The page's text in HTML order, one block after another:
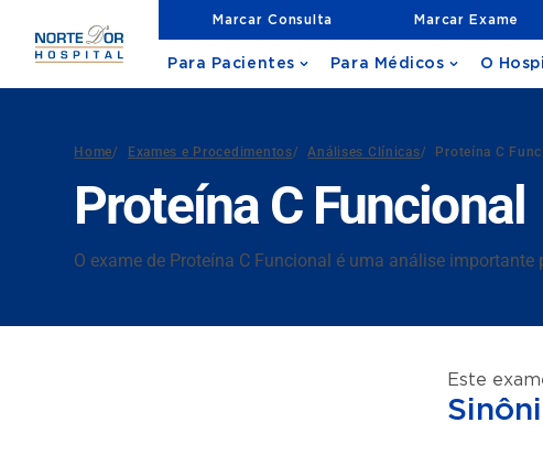
Marcar Consulta Marcar Exame
Para Pacientes Para Médicos O
Home/ Exames e Procedimentos/ Análises Clínicas/ Proteína C
Proteína C Funcional
O exame de Proteína C Funcional é uma análise
Este